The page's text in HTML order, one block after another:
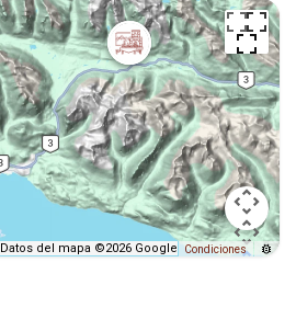
Datos del mapa ©2026 Google Condiciones